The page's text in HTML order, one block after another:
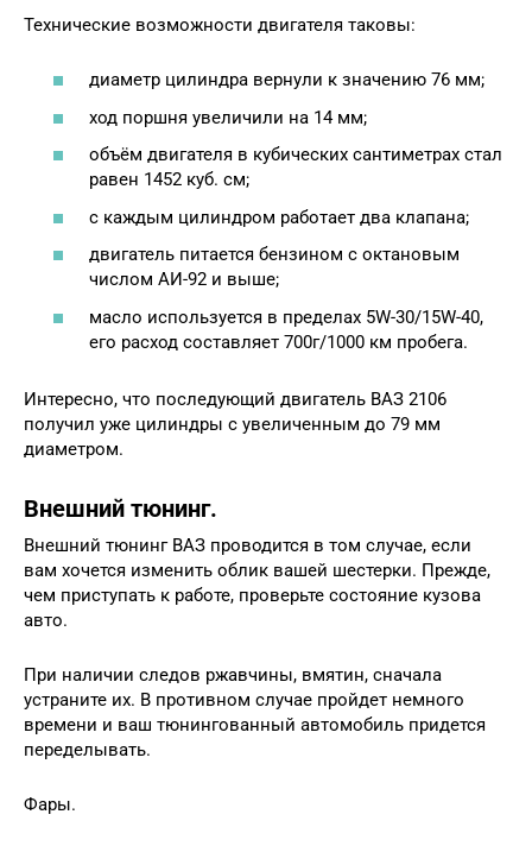
Технические возможности двигателя таковы:
диаметр цилиндра вернули к значению 76 мм;
ход поршня увеличили на 14 мм;
объём двигателя в кубических сантиметрах стал
равен 1452 куб. см;
с каждым цилиндром работает два клапана;
двигатель питается бензином с октановым
числом АИ-92 и выше;
масло используется в пределах 5W-30/15W-40,
его расход составляет 700г/1000 км пробега.
Интересно, что последующий двигатель ВАЗ 2106
получил уже цилиндры с увеличенным до 79 мм
диаметром.
Внешний тюнинг.
Внешний тюнинг ВАЗ проводится в том случае, если
вам хочется изменить облик вашей шестерки. Прежде,
чем приступать к работе, проверьте состояние кузова
авто.
При наличии следов ржавчины, вмятин, сначала
устраните их. В противном случае пройдет немного
времени и ваш тюнингованный автомобиль придется
переделывать.
Фары.